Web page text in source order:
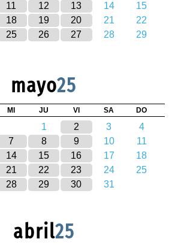
11 12 13 14
15
18 19 20 21
22
25 26 27 28
29
mayo25
MI JU VI SA DO
1 2 3
4
7 8 9 10
11
14 15 16 17
18
21 22 23 24
25
28 29 30 31
abril25